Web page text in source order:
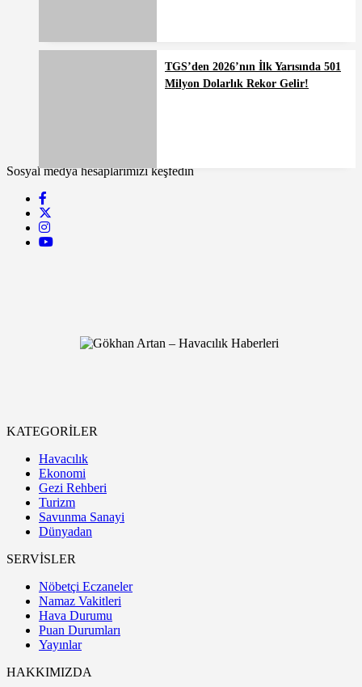
TGS’den 2026’nın İlk Yarısında 501
Milyon Dolarlık Rekor Gelir!
Sosyal medya hesaplarımızı keşfedin
KATEGORİLER
Havacılık
Ekonomi
Gezi Rehberi
Turizm
Savunma Sanayi
Dünyadan
SERVİSLER
Nöbetçi Eczaneler
Namaz Vakitleri
Hava Durumu
Puan Durumları
Yayınlar
HAKKIMIZDA